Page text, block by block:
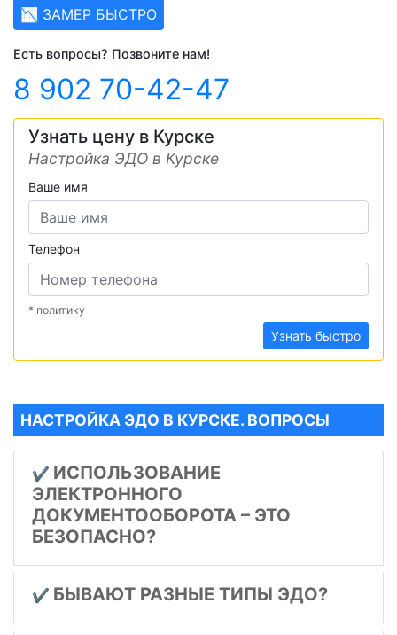
📉 ЗАМЕР БЫСТРО
Есть вопросы? Позвоните нам!
8 902 70-42-47
Узнать цену в Курске
Настройка ЭДО в Курске
Ваше имя
Телефон
* политику
Узнать быстро
НАСТРОЙКА ЭДО В КУРСКЕ. ВОПРОСЫ
✔️ ИСПОЛЬЗОВАНИЕ
ЭЛЕКТРОННОГО
ДОКУМЕНТООБОРОТА – ЭТО
БЕЗОПАСНО?
✔️ БЫВАЮТ РАЗНЫЕ ТИПЫ ЭДО?